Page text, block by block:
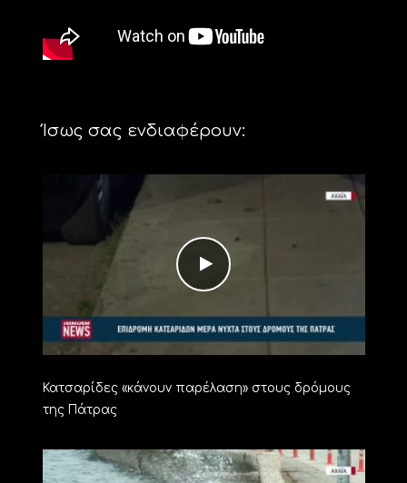
Ίσως σας ενδιαφέρουν:
Κατσαρίδες «κάνουν παρέλαση» στους δρόμους
της Πάτρας